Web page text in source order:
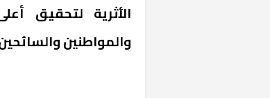
الأثرية لتحقيق
والمواطنين